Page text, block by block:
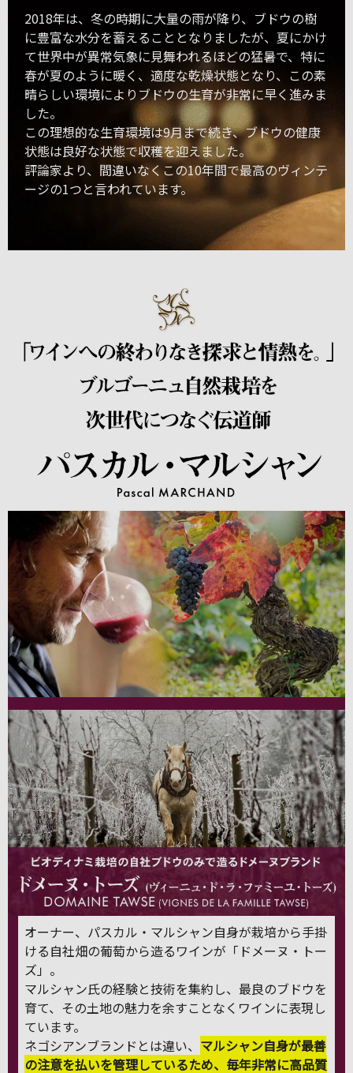
2018年は、冬の時期に大量の雨が降り、ブドウの樹
に豊富な水分を蓄えることとなりましたが、夏にかけ
て世界中が異常気象に見舞われるほどの猛暑で、特に
春が夏のように暖く、適度な乾燥状態となり、この素
晴らしい環境によりブドウの生育が非常に早く進みま
した。
この理想的な生育環境は9月まで続き、ブドウの健康
状態は良好な状態で収穫を迎えました。
評論家より、間違いなくこの10年間で最高のヴィンテ
ージの1つと言われています。
オーナー、パスカル・マルシャン自身が栽培から手掛
ける自社畑の葡萄から造るワインが「ドメーヌ・トー
ズ」。
マルシャン氏の経験と技術を集約し、最良のブドウを
育て、その土地の魅力を余すことなくワインに表現し
ています。
ネゴシアンブランドとは違い、 マルシャン自身が最善
の注意を払いを管理しているため、毎年非常に高品質